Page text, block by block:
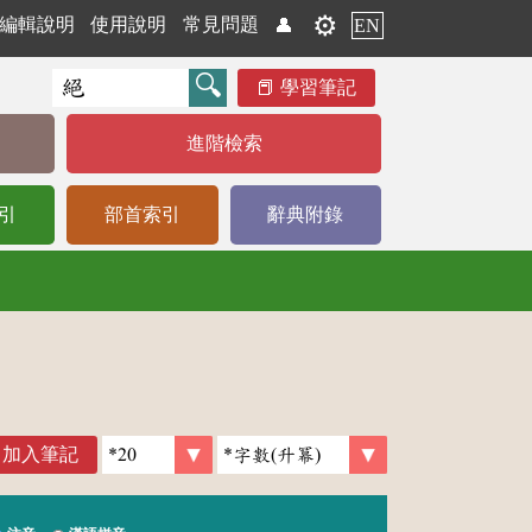
編輯說明 使用說明 常見問題 👤 ⚙️ EN
學習筆記
進階檢索
部首索引 辭典附錄
加入筆記